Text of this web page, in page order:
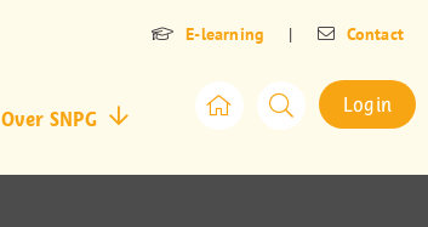
E-learning | Contact
Over SNPG
Login